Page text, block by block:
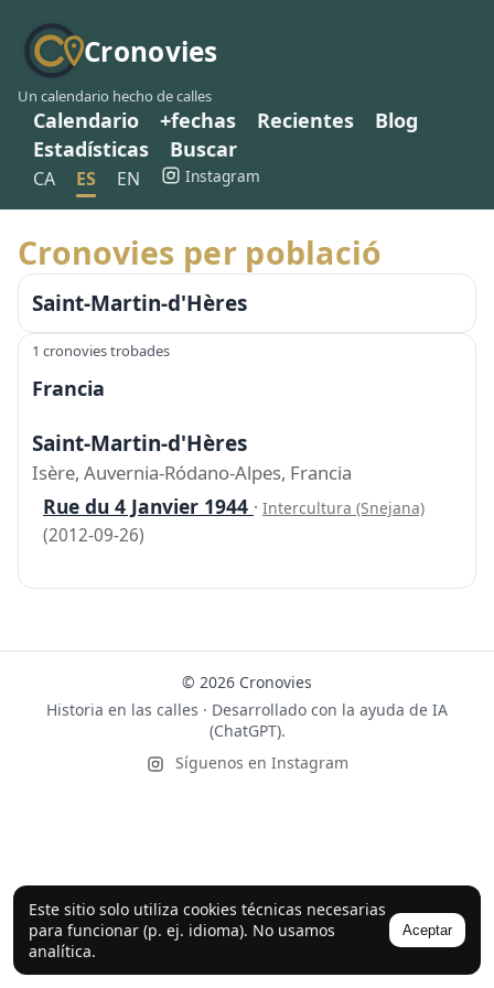
Cronovies
Un calendario hecho de calles
Calendario +fechas Recientes
Blog
Estadísticas
Buscar
CA ES EN Instagram
Este sitio solo utiliza cookies técnicas necesarias
para funcionar (p. ej. idioma). No usamos
analítica.
Aceptar
Cronovies per població
Saint-Martin-d'Hères
1 cronovies trobades
Francia
Saint-Martin-d'Hères
Isère, Auvernia-Ródano-Alpes, Francia
Rue du 4 Janvier 1944 · Intercultura (Snejana)
(2012-09-26)
© 2026 Cronovies
Historia en las calles · Desarrollado con la ayuda de IA
(ChatGPT).
Síguenos en Instagram